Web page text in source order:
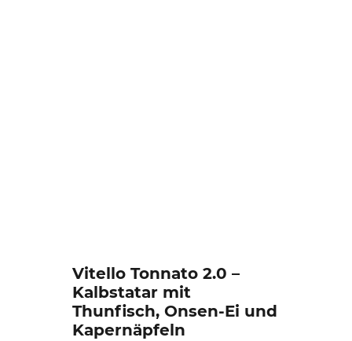
Vitello Tonnato 2.0 –
Kalbstatar mit
Thunfisch, Onsen-Ei und
Kapernäpfeln